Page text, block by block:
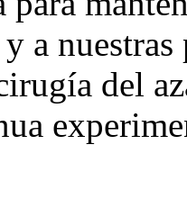
a nuestras
del